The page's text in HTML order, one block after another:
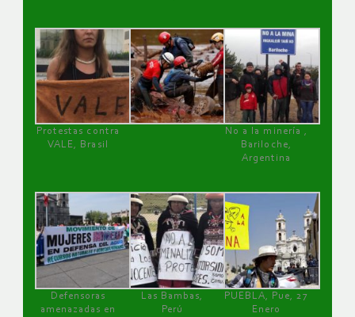
Protestas contra
VALE, Brasil
No a la minería ,
Bariloche,
Argentina
Defensoras
amenazadas en
Las Bambas,
Perú
PUEBLA, Pue, 27
Enero